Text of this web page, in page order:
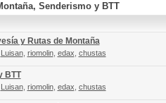
Senderismo y BTT
y Rutas de Montaña
Luisan, riomolin, edax chustas
BTT
Luisan, riomolin, edax chustas